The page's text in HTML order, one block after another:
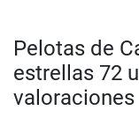
Pelotas de
estrellas 72
valoraciones